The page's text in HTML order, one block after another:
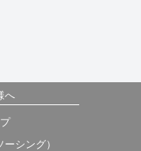
へ
シング）